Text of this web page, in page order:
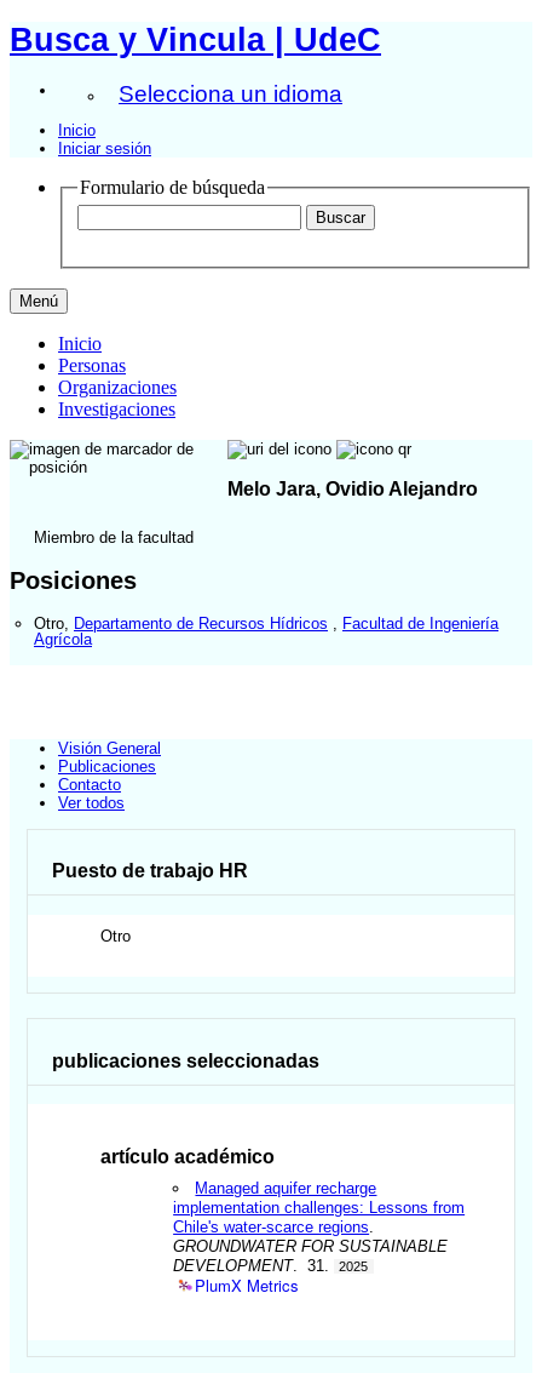
Busca y Vincula | UdeC
Selecciona un idioma
Inicio
Iniciar sesión
Formulario de búsqueda
Menú
Inicio
Personas
Organizaciones
Investigaciones
Melo Jara, Ovidio Alejandro
Miembro de la facultad
Posiciones
Otro Departamento de Recursos Hídricos
Facultad de Ingeniería
Agrícola
Visión General
Publicaciones
Contacto
Ver todos
Puesto de trabajo HR
Otro
publicaciones seleccionadas
artículo académico
Managed aquifer recharge
implementation challenges: Lessons from
Chile's water-scarce regions
GROUNDWATER FOR SUSTAINABLE
DEVELOPMENT. 31. 2025
PlumX Metrics